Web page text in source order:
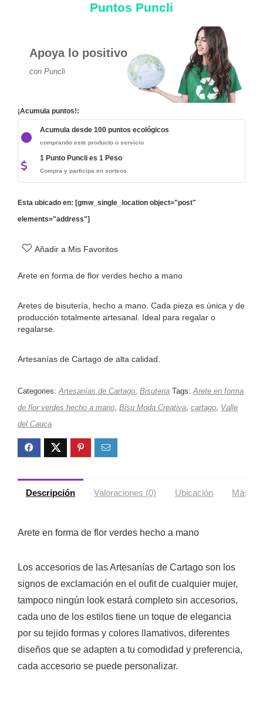
Puntos Puncli
Apoya lo positivo
con Puncli
¡Acumula puntos!:
Acumula desde 100 puntos ecológicos
comprando este producto o servicio
1 Punto Puncli es 1 Peso
Compra y participa en sorteos
Esta ubicado en: [gmw_single_location object="post"
elements="address"]
Añadir a Mis Favoritos
Arete en forma de flor verdes hecho a mano
Aretes de bisutería, hecho a mano. Cada pieza es única y de
producción totalmente artesanal. Ideal para regalar o
regalarse.
Artesanías de Cartago de alta calidad.
Categories:Artesanías de Cartago, Bisuteria Tags:Arete en forma
de flor verdes hecho a mano, Bisu Moda Creativa, cartago, Valle
del Cauca
Descripción Valoraciones (0) Ubicación Más
Arete en forma de flor verdes hecho a mano
Los accesorios de las Artesanías de Cartago son los
signos de exclamación en el oufit de cualquier mujer,
tampoco ningún look estará completo sin accesorios,
cada uno de los estilos tiene un toque de elegancia
por su tejido formas y colores llamativos, diferentes
diseños que se adapten a tu comodidad y preferencia,
cada accesorio se puede personalizar.